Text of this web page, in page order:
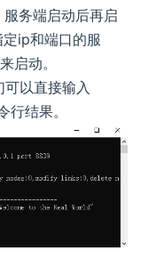
务端启动后再启
ip和端口的服
启动。
可以直接输入
结果。